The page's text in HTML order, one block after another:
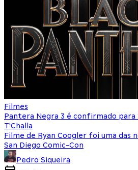
Filmes
Pantera Negra 3 é confirmado para
T'Challa
Filme de Ryan Coogler foi uma das
San Diego Comic-Con
Pedro Siqueira